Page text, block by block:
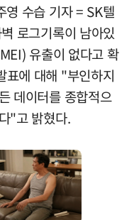
영 수습 기자 = SK텔
로그기록이 남아있
유출이 없다고 확
표에 대해 "부인하지
데이터를 종합적으
"고 밝혔다.